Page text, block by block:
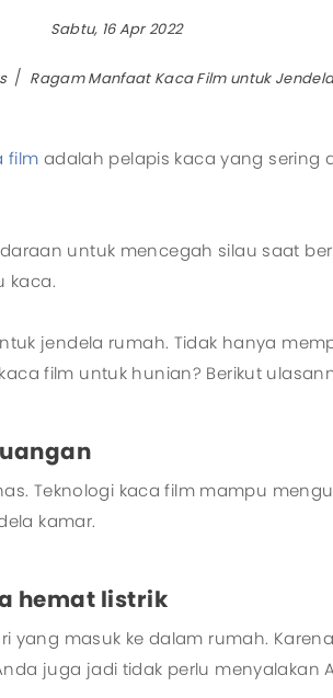
Aircool
Airfree
Eurus III
All Products
Sabtu, 16 Apr 2022
Ragam Manfaat Kaca Film untuk
film adalah pelapis kaca yang sering
untuk mencegah silau saat
kaca.
jendela rumah. Tidak hanya
film untuk hunian? Berikut
Teknologi kaca film mampu
kamar.
hemat listrik
masuk ke dalam rumah.
juga jadi tidak perlu menyalakan